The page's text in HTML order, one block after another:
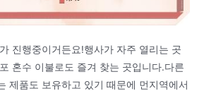
진행중이거든요!행사가 자주 열리는 곳
혼수 이불로도 즐겨 찾는 곳입니다.다른
제품도 보유하고 있기 때문에 먼지역에서